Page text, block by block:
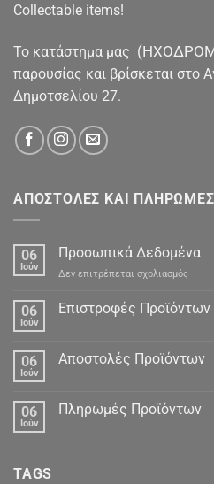
Collectable items!
To κατάστημα μας
παρουσίας και βρίσκεται στο
Δημοτσελίου 27.
ΑΠΟΣΤΟΛΕΣ ΚΑΙ ΠΛΗΡΩΜΕΣ
06
Ιούν
Προσωπικά Δεδομένα
Δεν επιτρέπεται σχολιασμός
06
Ιούν
Επιστροφές Προϊόντων
06
Ιούν
Αποστολές Προϊόντων
06
Ιούν
Πληρωμές Προϊόντων
TAGS